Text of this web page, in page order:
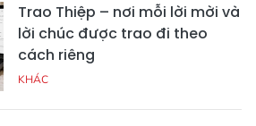
Trao Thiệp – nơi mỗi lời mời và
lời chúc được trao đi theo
cách riêng
KHÁC